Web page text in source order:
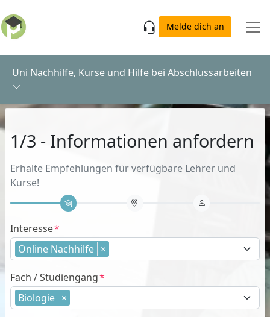
Melde dich an
Uni Nachhilfe, Kurse und Hilfe bei Abschlussarbeiten
1/3 - Informationen anfordern
Erhalte Empfehlungen für verfügbare Lehrer und
Kurse!
Interesse
Online Nachhilfe ×
Fach / Studiengang
Biologie ×